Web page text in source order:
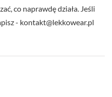
co naprawdę działa. Jeśli
- kontakt@lekkowear.pl